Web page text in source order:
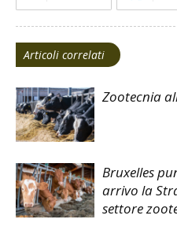
Articoli correlati
Zootecnia
Bruxelles
arrivo la
settore